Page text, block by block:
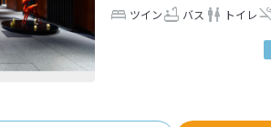
ツイン
バス トイレ